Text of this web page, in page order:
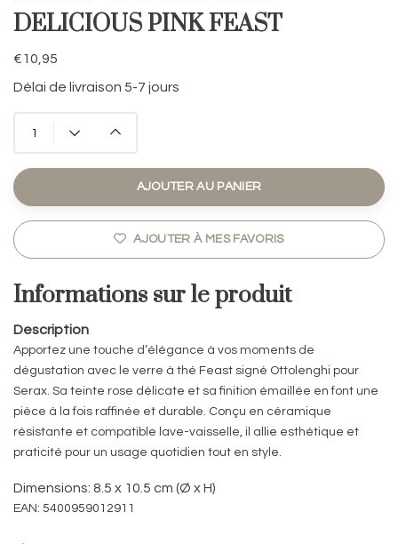
DELICIOUS PINK FEAST
€10,95
Délai de livraison 5-7 jours
AJOUTER AU PANIER
AJOUTER À MES FAVORIS
Informations sur le produit
Description
Apportez une touche d’élégance à vos moments de
dégustation avec le verre à thé Feast signé Ottolenghi pour
Serax. Sa teinte rose délicate et sa finition émaillée en font une
pièce à la fois raffinée et durable. Conçu en céramique
résistante et compatible lave-vaisselle, il allie esthétique et
praticité pour un usage quotidien tout en style.
Dimensions: 8.5 x 10.5 cm (Ø x H)
EAN: 5400959012911